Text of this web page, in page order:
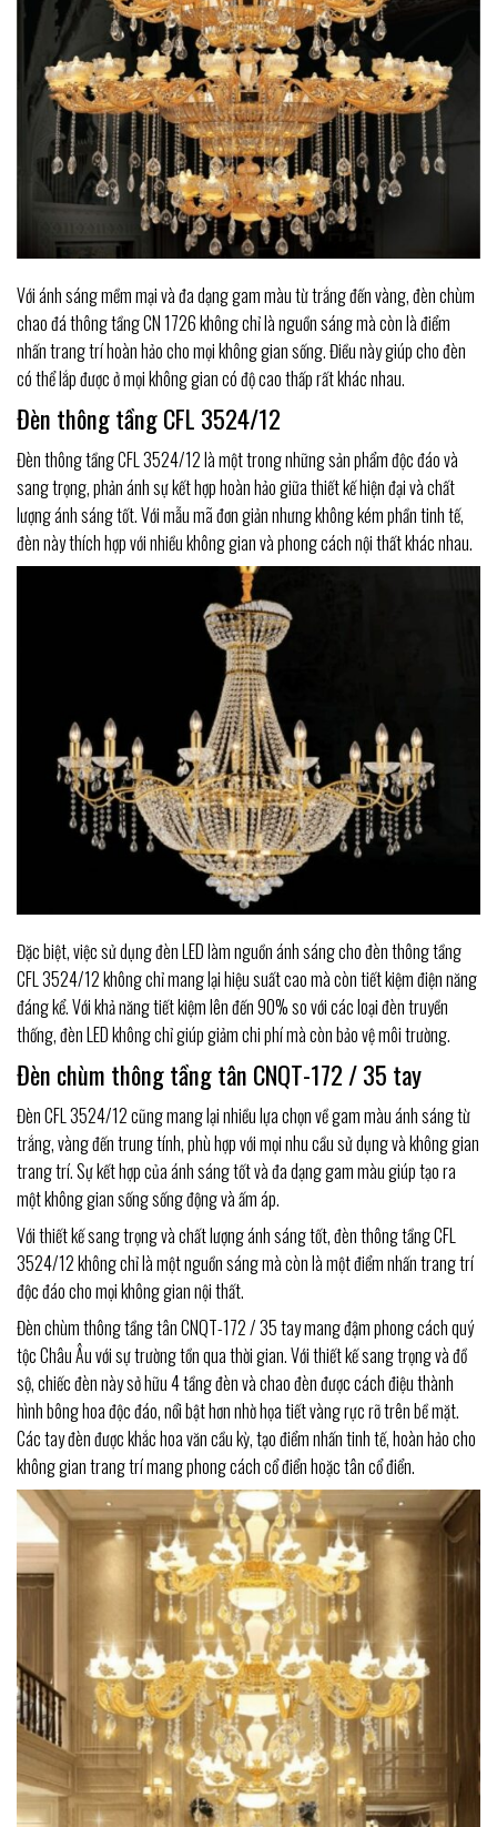
Với ánh sáng mềm mại và đa dạng gam màu từ trắng đến vàng, đèn chùm
chao đá thông tầng CN 1726 không chỉ là nguồn sáng mà còn là điểm
nhấn trang trí hoàn hảo cho mọi không gian sống. Điều này giúp cho đèn
có thể lắp được ở mọi không gian có độ cao thấp rất khác nhau.
Đèn thông tầng CFL 3524/12
Đèn thông tầng CFL 3524/12 là một trong những sản phẩm độc đáo và
sang trọng, phản ánh sự kết hợp hoàn hảo giữa thiết kế hiện đại và chất
lượng ánh sáng tốt. Với mẫu mã đơn giản nhưng không kém phần tinh tế,
đèn này thích hợp với nhiều không gian và phong cách nội thất khác nhau.
Đặc biệt, việc sử dụng đèn LED làm nguồn ánh sáng cho đèn thông tầng
CFL 3524/12 không chỉ mang lại hiệu suất cao mà còn tiết kiệm điện năng
đáng kể. Với khả năng tiết kiệm lên đến 90% so với các loại đèn truyền
thống, đèn LED không chỉ giúp giảm chi phí mà còn bảo vệ môi trường.
Đèn chùm thông tầng tân CNQT-172 / 35 tay
Đèn CFL 3524/12 cũng mang lại nhiều lựa chọn về gam màu ánh sáng từ
trắng, vàng đến trung tính, phù hợp với mọi nhu cầu sử dụng và không gian
trang trí. Sự kết hợp của ánh sáng tốt và đa dạng gam màu giúp tạo ra
một không gian sống sống động và ấm áp.
Với thiết kế sang trọng và chất lượng ánh sáng tốt, đèn thông tầng CFL
3524/12 không chỉ là một nguồn sáng mà còn là một điểm nhấn trang trí
độc đáo cho mọi không gian nội thất.
Đèn chùm thông tầng tân CNQT-172 / 35 tay mang đậm phong cách quý
tộc Châu Âu với sự trường tồn qua thời gian. Với thiết kế sang trọng và đồ
sộ, chiếc đèn này sở hữu 4 tầng đèn và chao đèn được cách điệu thành
hình bông hoa độc đáo, nổi bật hơn nhờ họa tiết vàng rực rỡ trên bề mặt.
Các tay đèn được khắc hoa văn cầu kỳ, tạo điểm nhấn tinh tế, hoàn hảo cho
không gian trang trí mang phong cách cổ điển hoặc tân cổ điển.